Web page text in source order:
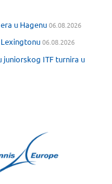
u Hagenu06.08.2026
06.08.2026
juniorskog ITF turnira u